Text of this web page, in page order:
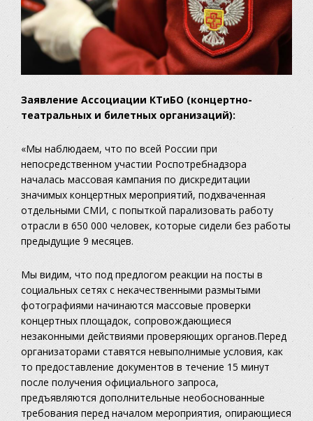
Заявление Ассоциации КТиБО (концертно-
театральных и билетных организаций):
«Мы наблюдаем, что по всей России при
непосредственном участии Роспотребнадзора
началась массовая кампания по дискредитации
значимых концертных мероприятий, подхваченная
отдельными СМИ, с попыткой парализовать работу
отрасли в 650 000 человек, которые сидели без работы
предыдущие 9 месяцев.
Мы видим, что под предлогом реакции на посты в
социальных сетях с некачественными размытыми
фотографиями начинаются массовые проверки
концертных площадок, сопровождающиеся
незаконными действиями проверяющих органов.Перед
организаторами ставятся невыполнимые условия, как
то предоставление документов в течение 15 минут
после получения официального запроса,
предъявляются дополнительные необоснованные
требования перед началом мероприятия, опирающиеся